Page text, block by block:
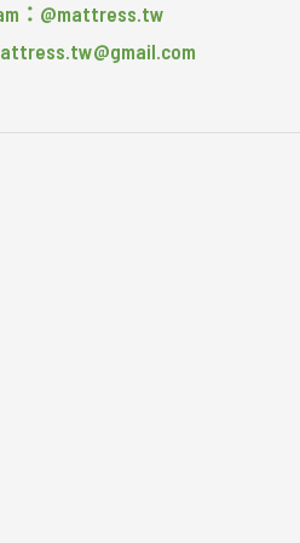
：@mattress.tw